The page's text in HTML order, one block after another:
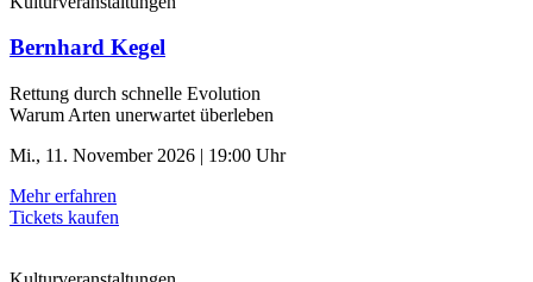
Bernhard Kegel
Rettung durch schnelle ­Evolution
Warum Arten unerwartet überleben
Mi., 11. November 2026 | 19:00 Uhr
Mehr erfahren
Tickets kaufen